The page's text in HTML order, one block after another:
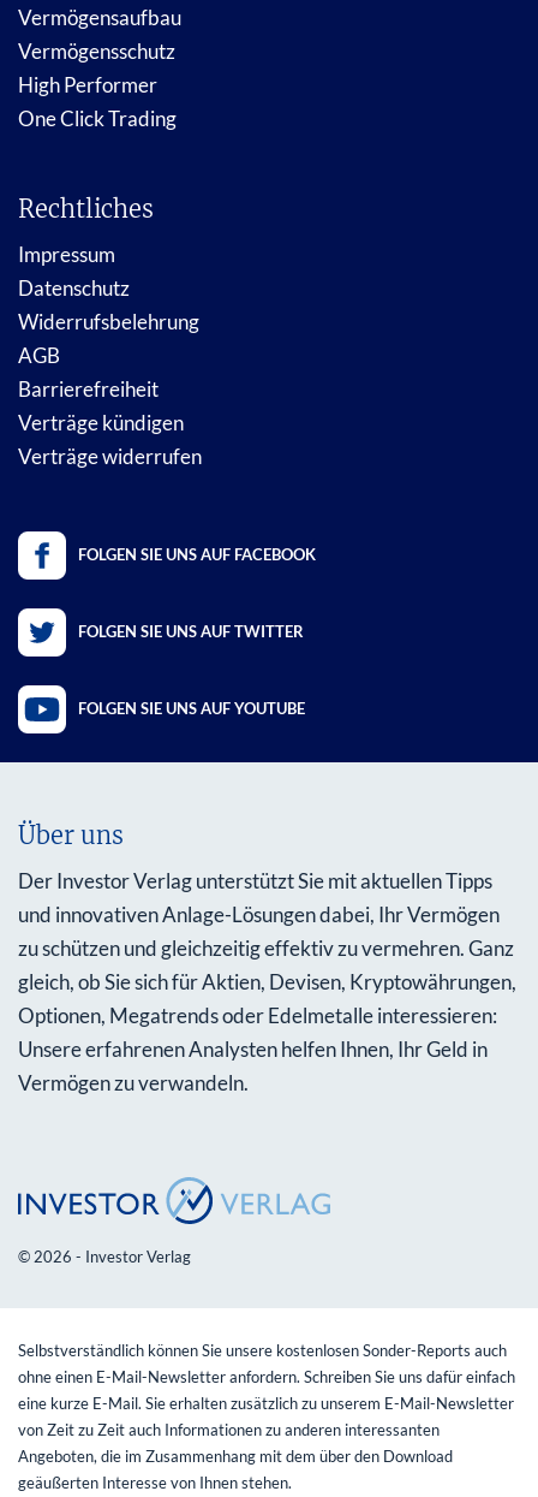
Vermögensaufbau
Vermögensschutz
High Performer
One Click Trading
Rechtliches
Impressum
Datenschutz
Widerrufsbelehrung
AGB
Barrierefreiheit
Verträge kündigen
Verträge widerrufen
FOLGEN SIE UNS AUF FACEBOOK
FOLGEN SIE UNS AUF TWITTER
FOLGEN SIE UNS AUF YOUTUBE
Über uns
Der Investor Verlag unterstützt Sie mit aktuellen Tipps
und innovativen Anlage-Lösungen dabei, Ihr Vermögen
zu schützen und gleichzeitig effektiv zu vermehren. Ganz
gleich, ob Sie sich für Aktien, Devisen, Kryptowährungen,
Optionen, Megatrends oder Edelmetalle interessieren:
Unsere erfahrenen Analysten helfen Ihnen, Ihr Geld in
Vermögen zu verwandeln.
© 2026 - Investor Verlag
Selbstverständlich können Sie unsere kostenlosen Sonder-Reports auch
ohne einen E-Mail-Newsletter anfordern. Schreiben Sie uns dafür einfach
eine kurze E-Mail. Sie erhalten zusätzlich zu unserem E-Mail-Newsletter
von Zeit zu Zeit auch Informationen zu anderen interessanten
Angeboten, die im Zusammenhang mit dem über den Download
geäußerten Interesse von Ihnen stehen.